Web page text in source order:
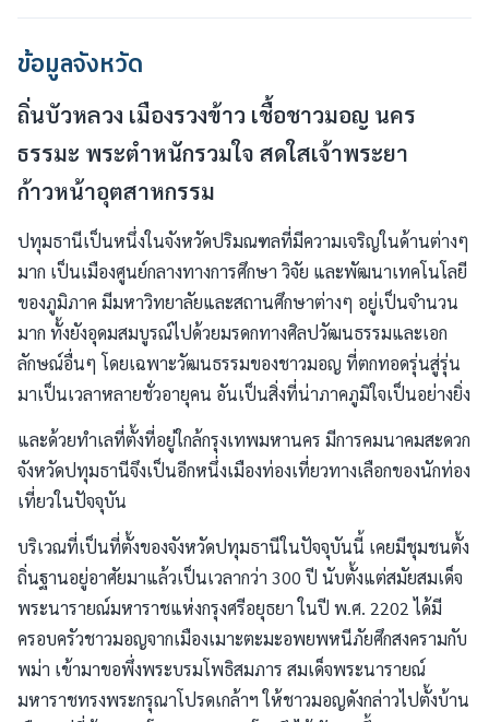
ข้อมูลจังหวัด
ถิ่นบัวหลวง เมืองรวงข้าว เชื้อชาวมอญ นคร
ธรรมะ พระตำหนักรวมใจ สดใสเจ้าพระยา
ก้าวหน้าอุตสาหกรรม
ปทุมธานีเป็นหนึ่งในจังหวัดปริมณฑลที่มีความเจริญในด้านต่างๆ
มาก เป็นเมืองศูนย์กลางทางการศึกษา วิจัย และพัฒนาเทคโนโลยี
ของภูมิภาค มีมหาวิทยาลัยและสถานศึกษาต่างๆ อยู่เป็นจำนวน
มาก ทั้งยังอุดมสมบูรณ์ไปด้วยมรดกทางศิลปวัฒนธรรมและเอก
ลักษณ์อื่นๆ โดยเฉพาะวัฒนธรรมของชาวมอญ ที่ตกทอดรุ่นสู่รุ่น
มาเป็นเวลาหลายชั่วอายุคน อันเป็นสิ่งที่น่าภาคภูมิใจเป็นอย่างยิ่ง
และด้วยทำเลที่ตั้งที่อยู่ใกล้กรุงเทพมหานคร มีการคมนาคมสะดวก
จังหวัดปทุมธานีจึงเป็นอีกหนึ่งเมืองท่องเที่ยวทางเลือกของนักท่อง
เที่ยวในปัจจุบัน
บริเวณที่เป็นที่ตั้งของจังหวัดปทุมธานีในปัจจุบันนี้ เคยมีชุมชนตั้ง
ถิ่นฐานอยู่อาศัยมาแล้วเป็นเวลากว่า 300 ปี นับตั้งแต่สมัยสมเด็จ
พระนารายณ์มหาราชแห่งกรุงศรีอยุธยา ในปี พ.ศ. 2202 ได้มี
ครอบครัวชาวมอญจากเมืองเมาะตะมะอพยพหนีภัยศึกสงครามกับ
พม่า เข้ามาขอพึ่งพระบรมโพธิสมภาร สมเด็จพระนารายณ์
มหาราชทรงพระกรุณาโปรดเกล้าฯ ให้ชาวมอญดังกล่าวไปตั้งบ้าน